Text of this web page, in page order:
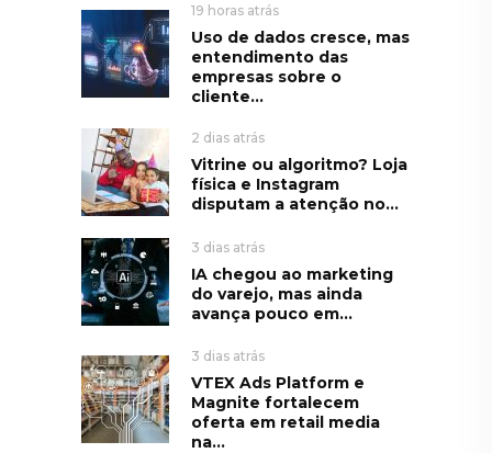
19 horas atrás
Uso de dados cresce, mas
entendimento das
empresas sobre o
cliente...
2 dias atrás
Vitrine ou algoritmo? Loja
física e Instagram
disputam a atenção no...
3 dias atrás
IA chegou ao marketing
do varejo, mas ainda
avança pouco em...
3 dias atrás
VTEX Ads Platform e
Magnite fortalecem
oferta em retail media
na...